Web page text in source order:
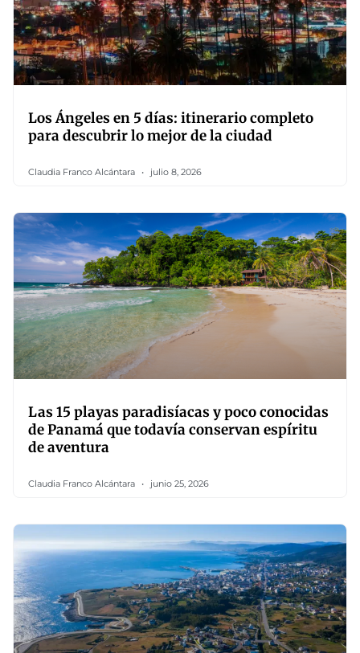
Los Ángeles en 5 días: itinerario completo
para descubrir lo mejor de la ciudad
Claudia Franco Alcántara julio 8, 2026
Las 15 playas paradisíacas y poco conocidas
de Panamá que todavía conservan espíritu
de aventura
Claudia Franco Alcántara junio 25, 2026